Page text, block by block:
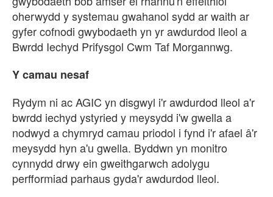
oherwydd y systemau gwahanol sydd ar waith ar
gyfer cofnodi gwybodaeth yn yr awdurdod lleol a
Bwrdd Iechyd Prifysgol Cwm Taf Morgannwg.
Y camau nesaf
Rydym ni ac AGIC yn disgwyl i'r awdurdod lleol a'r
bwrdd iechyd ystyried y meysydd i'w gwella a
nodwyd a chymryd camau priodol i fynd i'r afael â'r
meysydd hyn a'u gwella. Byddwn yn monitro
cynnydd drwy ein gweithgarwch adolygu
perfformiad parhaus gyda'r awdurdod lleol.